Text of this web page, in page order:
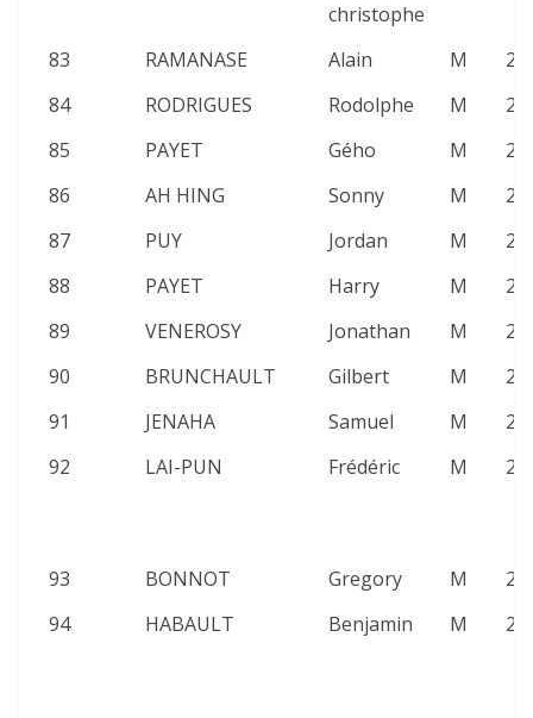
christophe
83 RAMANASE Alain M
84
RODRIGUES Rodolphe M
85
PAYET Gého M
86
AH HING Sonny M
87
PUY Jordan M
88
PAYET Harry M
89
VENEROSY Jonathan M
90
BRUNCHAULT Gilbert M
91
JENAHA Samuel M
92
LAI-PUN Frédéric M
93 BONNOT Gregory M
94
HABAULT Benjamin M